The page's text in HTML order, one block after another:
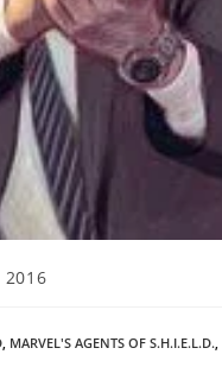
2016
, MARVEL'S AGENTS OF S.H.I.E.L.D.,